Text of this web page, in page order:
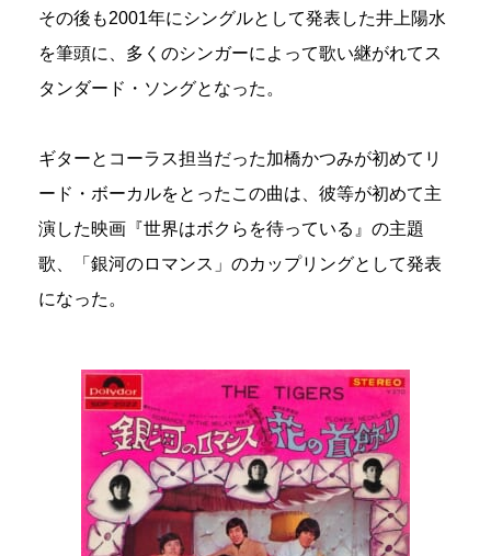
その後も2001年にシングルとして発表した井上陽水
を筆頭に、多くのシンガーによって歌い継がれてス
タンダード・ソングとなった。
ギターとコーラス担当だった加橋かつみが初めてリ
ード・ボーカルをとったこの曲は、彼等が初めて主
演した映画『世界はボクらを待っている』の主題
歌、「銀河のロマンス」のカップリングとして発表
になった。